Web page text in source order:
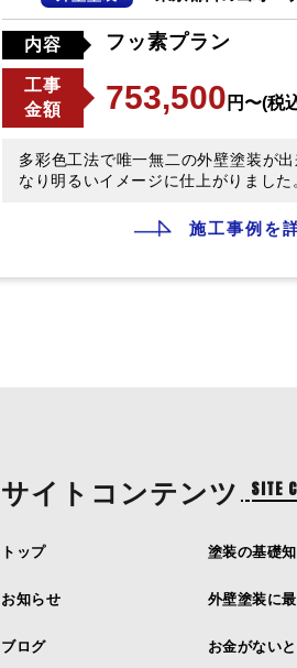
内容 フッ素プラン
工事
金額
753,500 円〜(税
多彩色工法で唯一無二の外壁塗装が
なり明るいイメージに仕上がりました
施工事例を
サイトコンテンツ SITE
トップ
お知らせ
ブログ
塗装の基礎
外壁塗装に
お金がない